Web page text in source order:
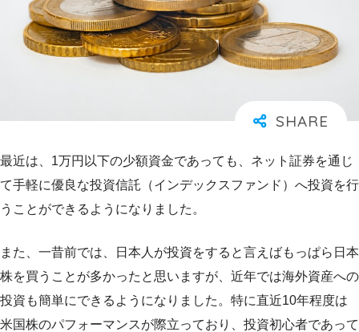
最近は、1万円以下の少額資金であっても、ネット証券を通じ
て手軽に優良な投資信託（インデックスファンド）へ投資を行
うことができるようになりました。
また、一昔前では、日本人が投資をすると言えばもっぱら日本
株を買うことが多かったと思いますが、近年では海外資産への
投資も簡単にできるようになりました。特に直近10年程度は
米国株のパフォーマンスが際立っており、投資初心者であって